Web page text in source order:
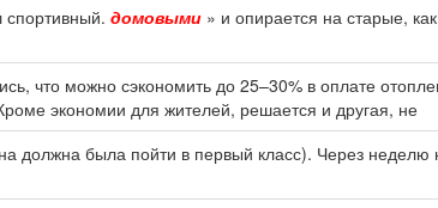
спортивный. домовыми » и опирается на старые,
что можно сэкономить до 25–30% в оплате
экономии для жителей, решается и другая, не
должна была пойти в первый класс). Через